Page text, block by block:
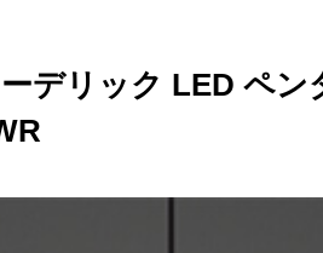
デリック LED ペン